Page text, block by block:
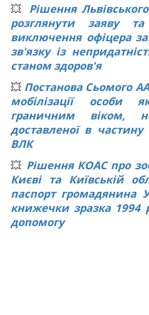
💥 Рішення
розглянути заяву
виключення офіцера
зв'язку із
станом здоров'я
💥 Постанова Сьомого
мобілізації
граничним віком,
доставленої в
ВЛК
💥 Рішення КОАС про
Києві та Київській
паспорт громадянина
книжечки зразка 1994
допомогу